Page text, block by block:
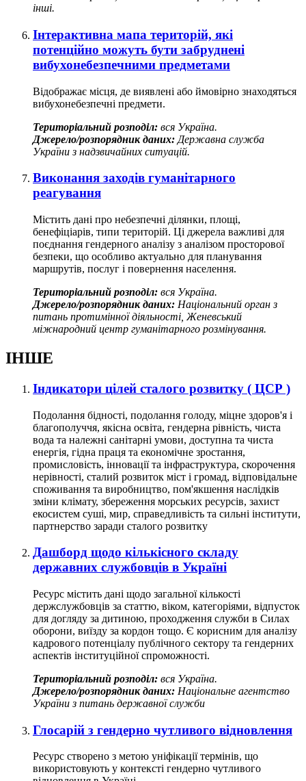
інші.
Інтерактивна мапа територій, які
потенційно можуть бути забруднені
вибухонебезпечними предметами
Відображає місця, де виявлені або ймовірно знаходяться
вибухонебезпечні предмети.
Територіальний розподіл: вся Україна.
Джерело/розпорядник даних: Державна служба
України з надзвичайних ситуацій.
Виконання заходів гуманітарного
реагування
Містить дані про небезпечні ділянки, площі,
бенефіціарів, типи територій. Ці джерела важливі для
поєднання гендерного аналізу з аналізом просторової
безпеки, що особливо актуально для планування
маршрутів, послуг і повернення населення.
Територіальний розподіл: вся Україна.
Джерело/розпорядник даних: Національний орган з
питань протимінної діяльності, Женевський
міжнародний центр гуманітарного розмінування.
ІНШЕ
Індикатори цілей сталого розвитку ( ЦСР )
Подолання бідності, подолання голоду, міцне здоров'я і
благополуччя, якісна освіта, гендерна рівність, чиста
вода та належні санітарні умови, доступна та чиста
енергія, гідна праця та економічне зростання,
промисловість, інновації та інфраструктура, скорочення
нерівності, сталий розвиток міст і громад, відповідальне
споживання та виробництво, пом'якшення наслідків
зміни клімату, збереження морських ресурсів, захист
екосистем суші, мир, справедливість та сильні інститути,
партнерство заради сталого розвитку
Дашборд щодо кількісного складу
державних службовців в Україні
Ресурс містить дані щодо загальної кількості
держслужбовців за статтю, віком, категоріями, відпусток
для догляду за дитиною, проходження служби в Силах
оборони, виїзду за кордон тощо. Є корисним для аналізу
кадрового потенціалу публічного сектору та гендерних
аспектів інституційної спроможності.
Територіальний розподіл: вся Україна.
Джерело/розпорядник даних: Національне агентство
України з питань державної служби
Глосарій з гендерно чутливого відновлення
Ресурс створено з метою уніфікації термінів, що
використовують у контексті гендерно чутливого